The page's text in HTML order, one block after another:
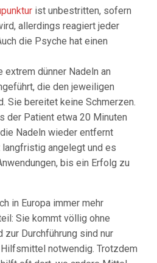
ist unbestritten, sofern
allerdings reagiert jeder
die Psyche hat einen
dünner Nadeln an
die den jeweiligen
Sie bereitet keine Schmerzen.
der Patient etwa 20 Minuten
Nadeln wieder entfernt
angelegt und es
bis ein Erfolg zu
in Europa immer mehr
Sie kommt völlig ohne
zur Durchführung sind nur
notwendig. Trotzdem